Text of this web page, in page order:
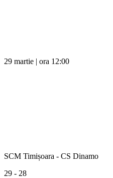
29 martie | ora 12:00
SCM Timișoara - CS Dinamo
29 - 28